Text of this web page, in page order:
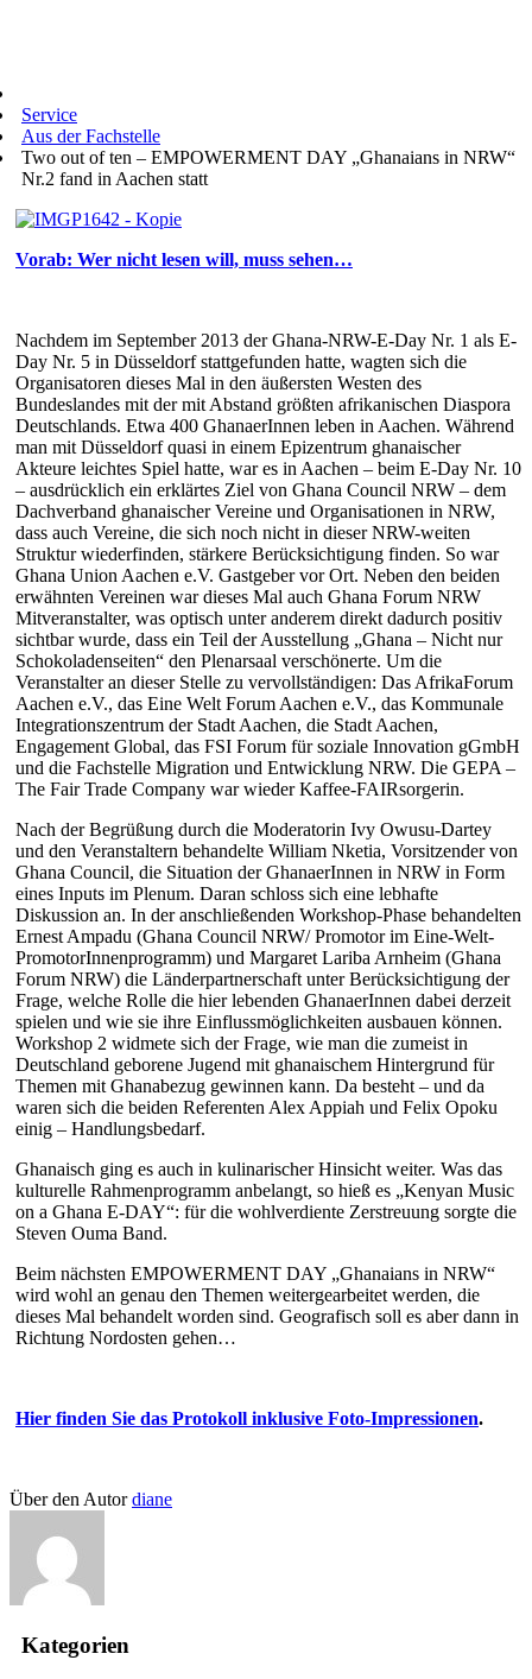
Service
Aus der Fachstelle
Two out of ten – EMPOWERMENT DAY „Ghanaians in NRW“
Nr.2 fand in Aachen statt
Vorab: Wer nicht lesen will, muss sehen…
Nachdem im September 2013 der Ghana-NRW-E-Day Nr. 1 als E-
Day Nr. 5 in Düsseldorf stattgefunden hatte, wagten sich die
Organisatoren dieses Mal in den äußersten Westen des
Bundeslandes mit der mit Abstand größten afrikanischen Diaspora
Deutschlands. Etwa 400 GhanaerInnen leben in Aachen. Während
man mit Düsseldorf quasi in einem Epizentrum ghanaischer
Akteure leichtes Spiel hatte, war es in Aachen – beim E-Day Nr. 10
– ausdrücklich ein erklärtes Ziel von Ghana Council NRW – dem
Dachverband ghanaischer Vereine und Organisationen in NRW,
dass auch Vereine, die sich noch nicht in dieser NRW-weiten
Struktur wiederfinden, stärkere Berücksichtigung finden. So war
Ghana Union Aachen e.V. Gastgeber vor Ort. Neben den beiden
erwähnten Vereinen war dieses Mal auch Ghana Forum NRW
Mitveranstalter, was optisch unter anderem direkt dadurch positiv
sichtbar wurde, dass ein Teil der Ausstellung „Ghana – Nicht nur
Schokoladenseiten“ den Plenarsaal verschönerte. Um die
Veranstalter an dieser Stelle zu vervollständigen: Das AfrikaForum
Aachen e.V., das Eine Welt Forum Aachen e.V., das Kommunale
Integrationszentrum der Stadt Aachen, die Stadt Aachen,
Engagement Global, das FSI Forum für soziale Innovation gGmbH
und die Fachstelle Migration und Entwicklung NRW. Die GEPA –
The Fair Trade Company war wieder Kaffee-FAIRsorgerin.
Nach der Begrüßung durch die Moderatorin Ivy Owusu-Dartey
und den Veranstaltern behandelte William Nketia, Vorsitzender von
Ghana Council, die Situation der GhanaerInnen in NRW in Form
eines Inputs im Plenum. Daran schloss sich eine lebhafte
Diskussion an. In der anschließenden Workshop-Phase behandelten
Ernest Ampadu (Ghana Council NRW/ Promotor im Eine-Welt-
PromotorInnenprogramm) und Margaret Lariba Arnheim (Ghana
Forum NRW) die Länderpartnerschaft unter Berücksichtigung der
Frage, welche Rolle die hier lebenden GhanaerInnen dabei derzeit
spielen und wie sie ihre Einflussmöglichkeiten ausbauen können.
Workshop 2 widmete sich der Frage, wie man die zumeist in
Deutschland geborene Jugend mit ghanaischem Hintergrund für
Themen mit Ghanabezug gewinnen kann. Da besteht – und da
waren sich die beiden Referenten Alex Appiah und Felix Opoku
einig – Handlungsbedarf.
Ghanaisch ging es auch in kulinarischer Hinsicht weiter. Was das
kulturelle Rahmenprogramm anbelangt, so hieß es „Kenyan Music
on a Ghana E-DAY“: für die wohlverdiente Zerstreuung sorgte die
Steven Ouma Band.
Beim nächsten EMPOWERMENT DAY „Ghanaians in NRW“
wird wohl an genau den Themen weitergearbeitet werden, die
dieses Mal behandelt worden sind. Geografisch soll es aber dann in
Richtung Nordosten gehen…
Hier finden Sie das Protokoll inklusive Foto-Impressionen.
Über den Autordiane
Kategorien